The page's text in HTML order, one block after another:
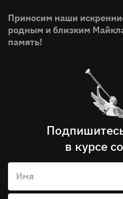
Приносим наши
родным и близким
память!
в курсе
Имя